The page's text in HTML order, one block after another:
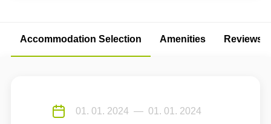
Accommodation Selection Amenities Reviews